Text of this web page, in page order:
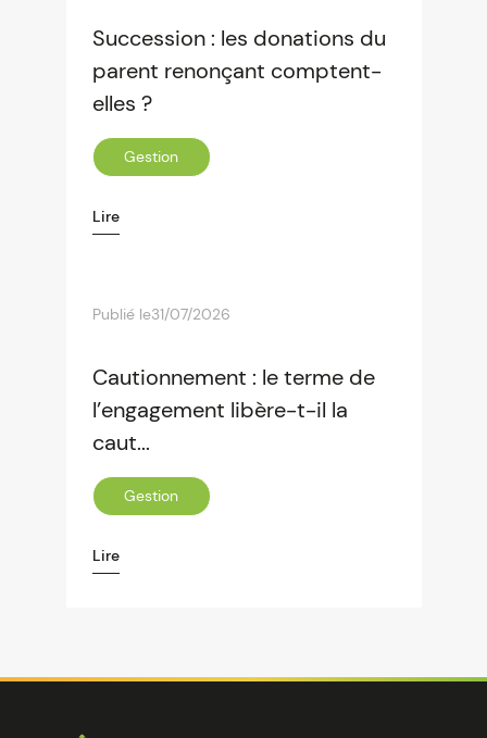
Succession : les donations du
parent renonçant comptent-
elles ?
Gestion
Lire
Publié le31/07/2026
Cautionnement : le terme de
l’engagement libère-t-il la
caut...
Gestion
Lire